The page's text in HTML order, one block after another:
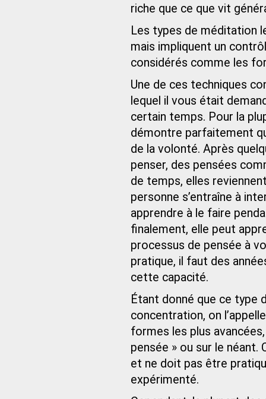
riche que ce que vit
Les types de méditation
mais impliquent un
considérés comme les
Une de ces techniques
lequel il vous était
certain temps. Pour la
démontre parfaitement
de la volonté. Après
penser, des pensées
de temps, elles
personne s’entraîne à
apprendre à le faire
finalement, elle peut
processus de pensée à
pratique, il faut des
cette capacité.
Étant donné que ce type
concentration, on
formes les plus
pensée » ou sur le
et ne doit pas être
expérimenté.